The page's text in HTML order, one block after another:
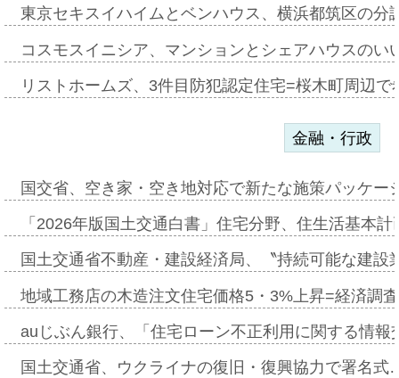
東京セキスイハイムとベンハウス、横浜都筑区の
コスモスイニシア、マンションとシェアハウスの
リストホームズ、3件目防犯認定住宅=桜木町周辺
金融・行政
国交省、空き家・空き地対応で新たな施策パッケ
「2026年版国土交通白書」住宅分野、住生活基本
国土交通省不動産・建設経済局、〝持続可能な建
地域工務店の木造注文住宅価格5・3%上昇=経済調
auじぶん銀行、「住宅ローン不正利用に関する情
国土交通省、ウクライナの復旧・復興協力で署名